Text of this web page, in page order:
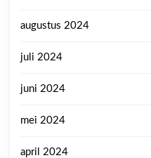
augustus 2024
juli 2024
juni 2024
mei 2024
april 2024